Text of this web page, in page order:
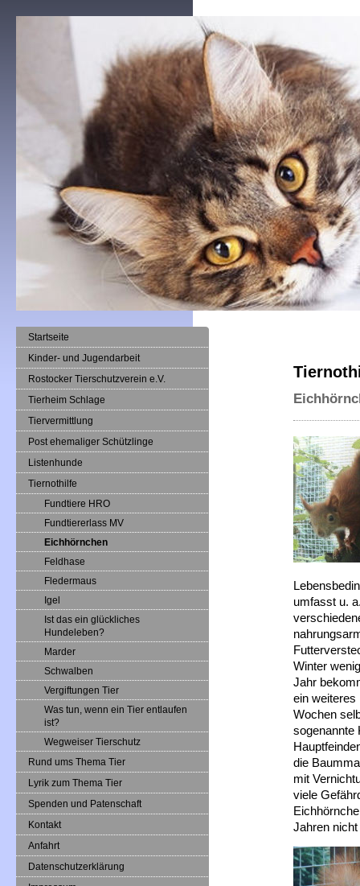
umfasst u.
Winter
Jahr
ein weiteres
Wochen
sogenannte
die
mit
viele
Jahren nicht
Startseite
Kinder- und Jugendarbeit
Rostocker Tierschutzverein e.V.
Tierheim Schlage
Tiervermittlung
Post ehemaliger Schützlinge
Listenhunde
Tiernothilfe
Fundtiere HRO
Fundtiererlass MV
Eichhörnchen
Feldhase
Fledermaus
Igel
Ist das ein glückliches
Hundeleben?
Marder
Schwalben
Vergiftungen Tier
Was tun, wenn ein Tier entlaufen
ist?
Wegweiser Tierschutz
Rund ums Thema Tier
Lyrik zum Thema Tier
Spenden und Patenschaft
Kontakt
Anfahrt
Datenschutzerklärung